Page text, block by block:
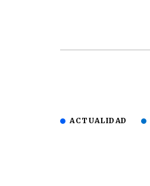
ACTUALIDAD